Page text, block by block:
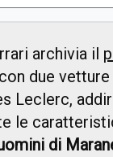
archivia il
con due
Leclerc,
le
di